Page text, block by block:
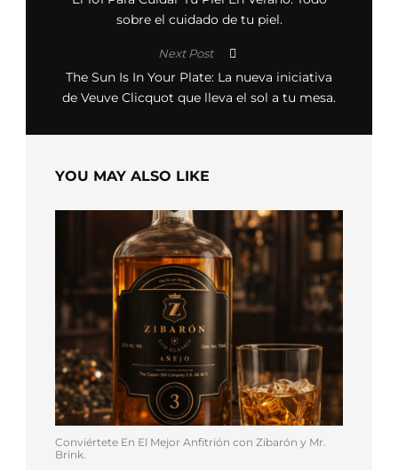
sobre el cuidado de tu piel.
Next Post
The Sun Is In Your Plate: La nueva iniciativa
de Veuve Clicquot que lleva el sol a tu mesa.
YOU MAY ALSO LIKE
Conviértete En El Mejor Anfitrión con Zibarón y Mr.
Brink.